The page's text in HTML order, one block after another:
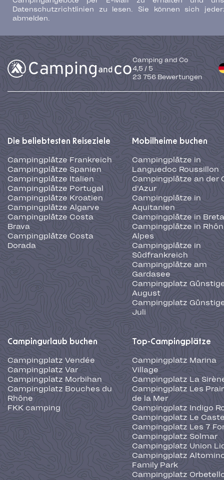
Datenschutzrichtlinien zu lesen. Sie können sich
abmelden.
Camping and Co
4,5 / 5
23 756Bewertungen
Die beliebtesten Reiseziele
Campingplätze Frankreich
Campingplätze Spanien
Campingplätze Italien
Campingplätze Portugal
Campingplätze Kroatien
Campingplätze Algarve
Campingplätze Costa
Brava
Campingplätze Costa
Dorada
Mobilheime buchen
Campingplätze in
Languedoc Roussillon
Campingplätze an der
d'Azur
Campingplätze in
Aquitanien
Campingplätze in
Campingplätze in
Alpes
Campingplätze in
Südfrankreich
Campingplätze am
Gardasee
Campingplatz
August
Campingplatz
Juli
Campingurlaub buchen
Campingplatz Vendée
Campingplatz Var
Campingplatz Morbihan
Campingplatz Bouches du
Rhône
FKK camping
Top-Campingplätze
Campingplatz Marina
Village
Campingplatz La
Campingplatz Les
de la Mer
Campingplatz Indigo
Campingplatz Le
Campingplatz Les 7
Campingplatz Solmar
Campingplatz Union
Campingplatz
Family Park
Campingplatz